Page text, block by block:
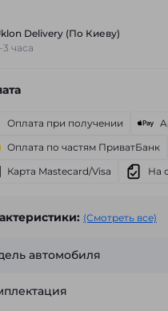
Delivery (По Киеву)
3 часа
Оплата при получении
Оплата по частям ПриватБанк
Карта Mastecard/Visa
На
(Смотреть все)
автомобиля